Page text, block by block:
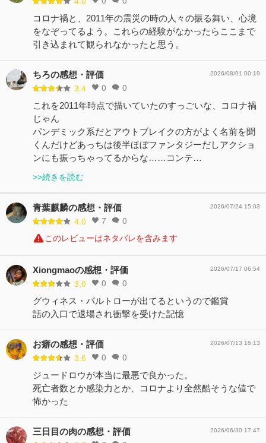
コロナ禍と、2011年の震災の時の人々の振る舞い、心境
をなぞってるよう。これらの経験がなかったらここまで
引き込まれて観られなかったと思う。
ちろの感想・評価
3.4 0 0
2026/08/01 00:19
これを2011年時点で描いていたのすっごいな、コロナ禍
じゃん
パンデミック系だとアウトブレイクの方がよく名前を聞
くんだけどあっちは後半ほぼファンタジーだしアクショ
ンにも振っちゃってるからな……コンテ…
>>続きを読む
青葉麒麟の感想・評価
4.0 7 0
2026/07/24 15:03
このレビューはネタバレを含みます
Xiongmaoの感想・評価
3.0 0 0
2026/07/17 06:54
グウィネス・パルトローが出てるというので鑑賞
話の入口で退場され衝撃を受けた記憶
お癖の感想・評価
3.6 0 0
2026/07/13 16:13
ジュードロウが本当に最悪で良かった。
死亡者数とか感染力とか、コロナより全然酷そうな値で
怖かった
三日目の肉の感想・評価 2026/06/30 17:47